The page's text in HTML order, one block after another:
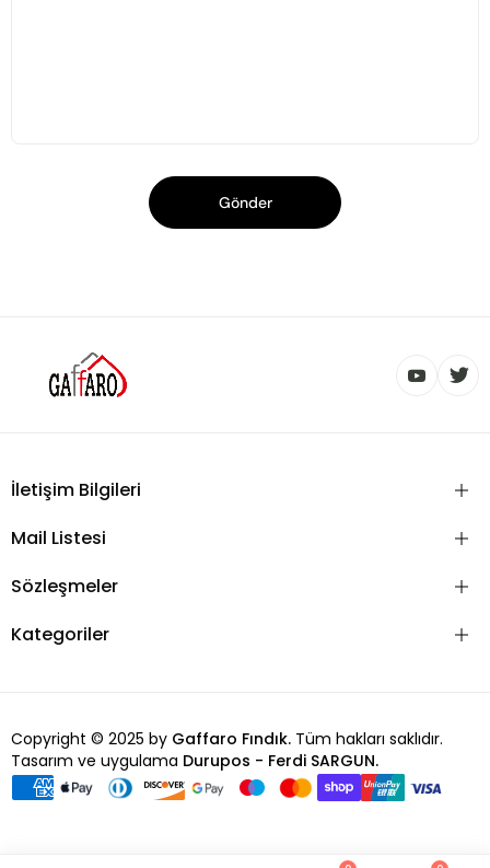
Gönder
İletişim Bilgileri
Mail Listesi
Sözleşmeler
Kategoriler
Copyright © 2025 by Gaffaro Fındık. Tüm hakları saklıdır.
Tasarım ve uygulama Durupos - Ferdi SARGUN.